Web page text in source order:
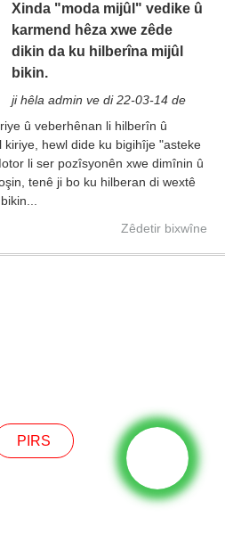
Xinda "moda mijûl" vedike û
karmend hêza xwe zêde
dikin da ku hilberîna mijûl
bikin.
ji hêla admin ve di 22-03-14 de
û veberhênan li hilberîn û
hewl dide ku bigihîje "asteke
li ser pozîsyonên xwe dimînin û
tenê ji bo ku hilberan di wextê
Zêdetir bixwîne
PIRS